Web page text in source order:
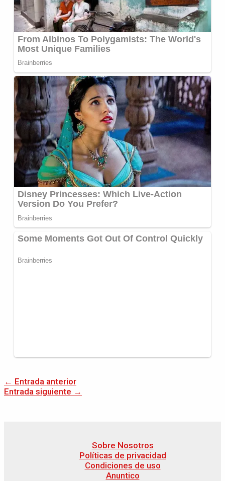
← Entrada anterior
Entrada siguiente →
Sobre Nosotros
Políticas de privacidad
Condiciones de uso
Anuntico